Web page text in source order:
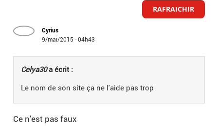
RAFRAICHIR
Cyrius
9/mai/2015 - 04h43
Celya30a écrit :
Le nom de son site ça ne l'aide pas trop
Ce n'est pas faux